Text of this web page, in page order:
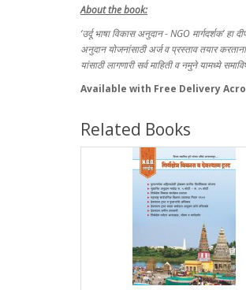
About the book:
‘उर्दू भाषा विकास अनुदान - NGO मार्गदर्शक’
अनुदान योजनांसाठी अर्ज व प्रस्ताव तयार
यांसाठी लागणारी सर्व माहिती व नमुने यामध्ये
Available with Free Delivery
Related Books